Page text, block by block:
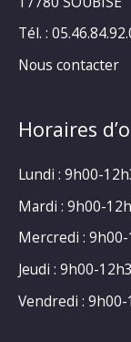
Tél. :
Nous contacter
Horaires
Lundi : 9h00-
Mardi : 9h00-
Mercredi :
Jeudi : 9h00-
Vendredi :